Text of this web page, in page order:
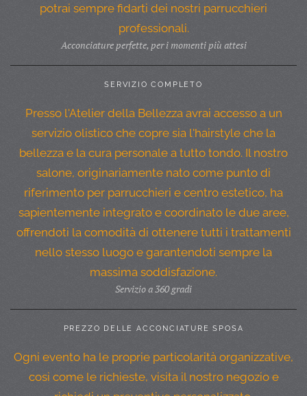
potrai sempre fidarti dei nostri parrucchieri
professionali.
Acconciature perfette, per i momenti più attesi
SERVIZIO COMPLETO
Presso l'Atelier della Bellezza avrai accesso a un
servizio olistico che copre sia l'hairstyle che la
bellezza e la cura personale a tutto tondo. Il nostro
salone, originariamente nato come punto di
riferimento per parrucchieri e centro estetico, ha
sapientemente integrato e coordinato le due aree,
offrendoti la comodità di ottenere tutti i trattamenti
nello stesso luogo e garantendoti sempre la
massima soddisfazione.
Servizio a 360 gradi
PREZZO DELLE ACCONCIATURE SPOSA
Ogni evento ha le proprie particolarità organizzative,
cosi come le richieste, visita il nostro negozio e